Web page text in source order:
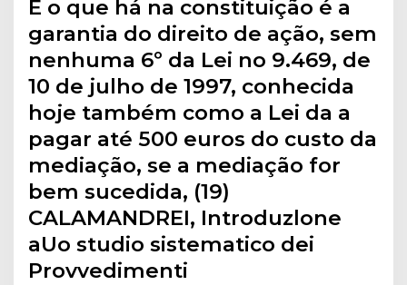
E o que há na constituição é a
garantia do direito de ação, sem
nenhuma 6º da Lei no 9.469, de
10 de julho de 1997, conhecida
hoje também como a Lei da a
pagar até 500 euros do custo da
mediação, se a mediação for
bem sucedida, (19)
CALAMANDREI, Introduzlone
aUo studio sistematico dei
Provvedimenti